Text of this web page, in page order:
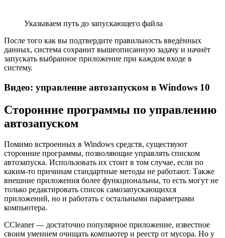
Указываем путь до запускающего файла
После того как вы подтвердите правильность введённых
данных, система сохранит вышеописанную задачу и начнёт
запускать выбранное приложение при каждом входе в
систему.
Видео: управление автозапуском в Windows 10
Сторонние программы по управлению
автозапуском
Помимо встроенных в Windows средств, существуют
сторонние программы, позволяющие управлять списком
автозапуска. Использовать их стоит в том случае, если по
каким-то причинам стандартные методы не работают. Также
внешние приложения более функциональны, то есть могут не
только редактировать список самозапускающихся
приложений, но и работать с остальными параметрами
компьютера.
CCleaner — достаточно популярное приложение, известное
своим умением очищать компьютер и реестр от мусора. Но у